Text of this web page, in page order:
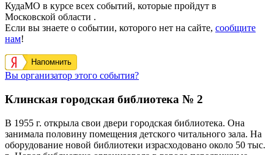
КудаМО в курсе всех событий, которые пройдут в
Московской области .
Если вы знаете о событии, которого нет на сайте, сообщите
нам!
Напомнить
Вы организатор этого события?
Клинская городская библиотека № 2
В 1955 г. открыла свои двери городская библиотека. Она
занимала половину помещения детского читального зала. На
оборудование новой библиотеки израсходовано около 50 тыс.